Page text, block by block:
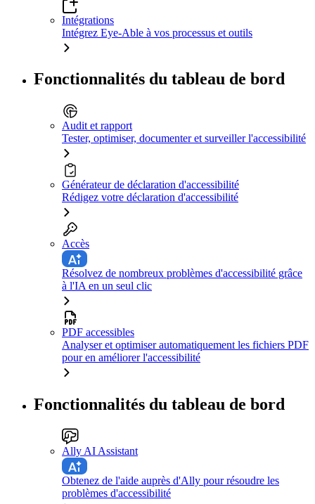
Intégrations
Intégrez Eye-Able à vos processus et outils
Fonctionnalités du tableau de bord
Audit et rapport
Tester, optimiser, documenter et surveiller l'accessibilité
Générateur de déclaration d'accessibilité
Rédigez votre déclaration d'accessibilité
Accès
Résolvez de nombreux problèmes d'accessibilité grâce
à l'IA en un seul clic
PDF accessibles
Analyser et optimiser automatiquement les fichiers PDF
pour en améliorer l'accessibilité
Fonctionnalités du tableau de bord
Ally AI Assistant
Obtenez de l'aide auprès d'Ally pour résoudre les
problèmes d'accessibilité